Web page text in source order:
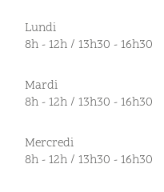
Lundi
8h - 12h / 13h30 - 16h30
Mardi
8h - 12h / 13h30 - 16h30
Mercredi
8h - 12h / 13h30 - 16h30